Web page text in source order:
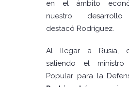
en el ámbito
nuestro desarrollo
destacó Rodríguez.
Al llegar a Rusia,
saliendo el
Popular para la